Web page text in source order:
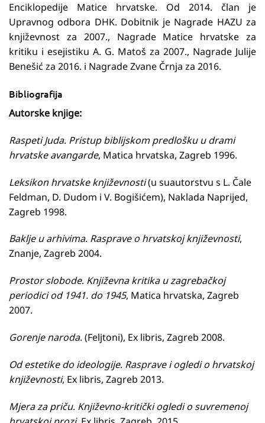
Enciklopedije Matice hrvatske. Od 2014. član je
Upravnog odbora DHK. Dobitnik je Nagrade HAZU za
književnost za 2007., Nagrade Matice hrvatske za
kritiku i esejistiku A. G. Matoš za 2007., Nagrade Julije
Benešić za 2016. i Nagrade Zvane Črnja za 2016.
Bibliografija
Autorske knjige:
Raspeti Juda. Pristup biblijskom predlošku u drami
hrvatske avangarde, Matica hrvatska, Zagreb 1996.
Leksikon hrvatske književnosti(u suautorstvu s L. Čale
Feldman, D. Dudom i V. Bogišićem), Naklada Naprijed,
Zagreb 1998.
Baklje u arhivima. Rasprave o hrvatskoj književnosti,
Znanje, Zagreb 2004.
Prostor slobode. Književna kritika u zagrebačkoj
periodici od 1941. do 1945, Matica hrvatska, Zagreb
2007.
Gorenje naroda. (Feljtoni), Ex libris, Zagreb 2008.
Od estetike do ideologije. Rasprave i ogledi o hrvatskoj
književnosti, Ex libris, Zagreb 2013.
Mjera za priču. Književno-kritički ogledi o suvremenoj